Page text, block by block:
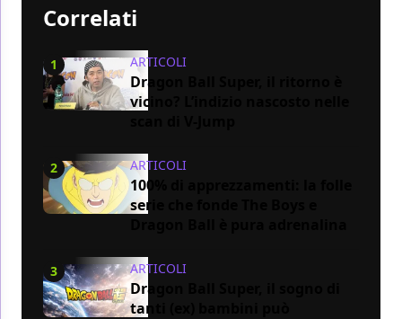
Correlati
1 ARTICOLI
Dragon Ball Super, il ritorno è
vicino? L’indizio nascosto nelle
2 ARTICOLI
100% di apprezzamenti: la folle
serie che fonde The Boys e
3 ARTICOLI
Dragon Ball Super, il sogno di
tanti (ex) bambini può